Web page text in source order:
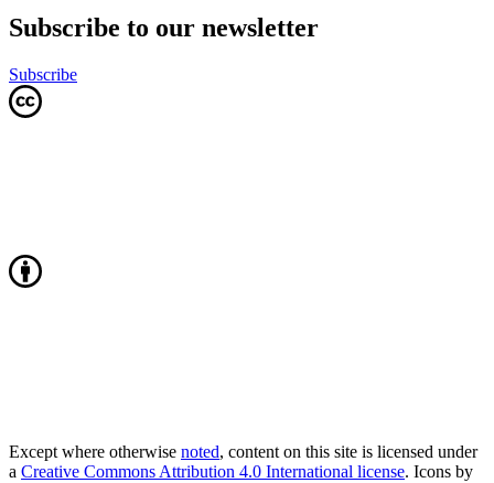
Subscribe to our newsletter
Subscribe
Except where otherwise noted, content on this site is licensed under
a Creative Commons Attribution 4.0 International license. Icons by